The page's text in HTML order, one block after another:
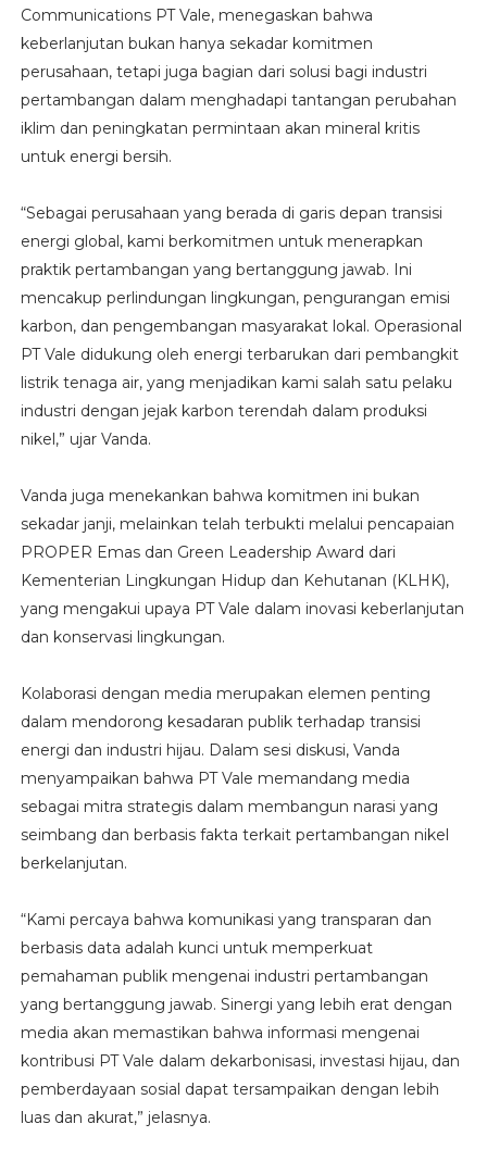
Communications PT Vale, menegaskan bahwa
keberlanjutan bukan hanya sekadar komitmen
perusahaan, tetapi juga bagian dari solusi bagi industri
pertambangan dalam menghadapi tantangan perubahan
iklim dan peningkatan permintaan akan mineral kritis
untuk energi bersih.
“Sebagai perusahaan yang berada di garis depan transisi
energi global, kami berkomitmen untuk menerapkan
praktik pertambangan yang bertanggung jawab. Ini
mencakup perlindungan lingkungan, pengurangan emisi
karbon, dan pengembangan masyarakat lokal. Operasional
PT Vale didukung oleh energi terbarukan dari pembangkit
listrik tenaga air, yang menjadikan kami salah satu pelaku
industri dengan jejak karbon terendah dalam produksi
nikel,” ujar Vanda.
Vanda juga menekankan bahwa komitmen ini bukan
sekadar janji, melainkan telah terbukti melalui pencapaian
PROPER Emas dan Green Leadership Award dari
Kementerian Lingkungan Hidup dan Kehutanan (KLHK),
yang mengakui upaya PT Vale dalam inovasi keberlanjutan
dan konservasi lingkungan.
Kolaborasi dengan media merupakan elemen penting
dalam mendorong kesadaran publik terhadap transisi
energi dan industri hijau. Dalam sesi diskusi, Vanda
menyampaikan bahwa PT Vale memandang media
sebagai mitra strategis dalam membangun narasi yang
seimbang dan berbasis fakta terkait pertambangan nikel
berkelanjutan.
“Kami percaya bahwa komunikasi yang transparan dan
berbasis data adalah kunci untuk memperkuat
pemahaman publik mengenai industri pertambangan
yang bertanggung jawab. Sinergi yang lebih erat dengan
media akan memastikan bahwa informasi mengenai
kontribusi PT Vale dalam dekarbonisasi, investasi hijau, dan
pemberdayaan sosial dapat tersampaikan dengan lebih
luas dan akurat,” jelasnya.